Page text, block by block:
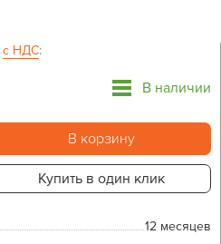
с НДС:
В наличии
В корзину
Купить в один клик
12 месяцев